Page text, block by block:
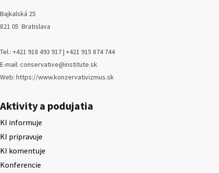
Bajkalská 25
821 05 Bratislava
Tel.: +421 918 493 917 | +421 915 874 744
E-mail: conservative@institute.sk
Web: https://www.konzervativizmus.sk
Aktivity a podujatia
KI informuje
KI pripravuje
KI komentuje
Konferencie